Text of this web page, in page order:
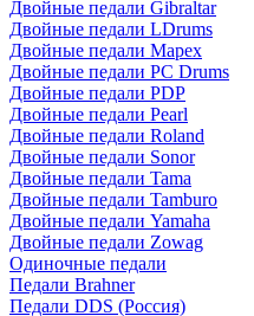
Двойные педали Gibraltar
Двойные педали LDrums
Двойные педали Mapex
Двойные педали PC Drums
Двойные педали PDP
Двойные педали Pearl
Двойные педали Roland
Двойные педали Sonor
Двойные педали Tama
Двойные педали Tamburo
Двойные педали Yamaha
Двойные педали Zowag
Одиночные педали
Педали Brahner
Педали DDS (Россия)